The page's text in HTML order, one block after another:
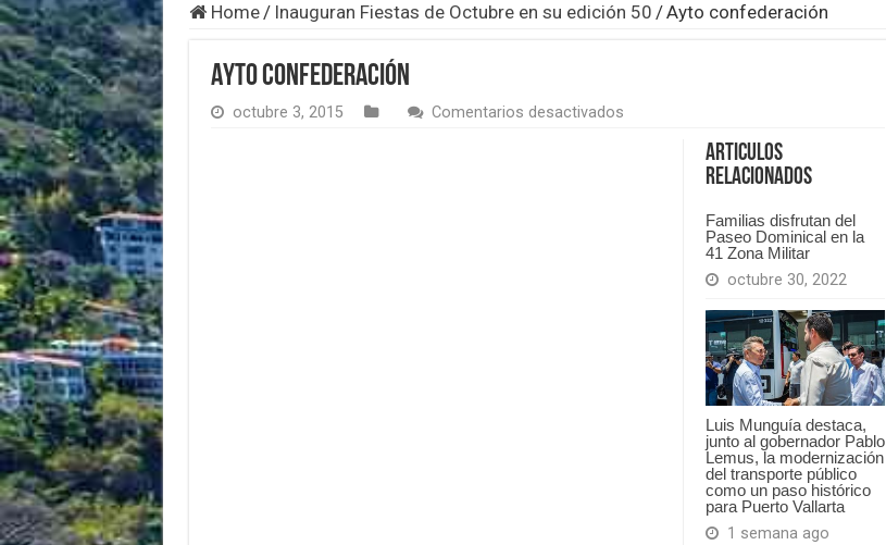
Home/ Inauguran Fiestas de Octubre en su edición 50 /Ayto confederación
Ayto confederación
octubre 3, 2015 Comentarios desactivadosen
confederaciónArticulos
Relacionados
Familias disfrutan del
Paseo Dominical en la
41 Zona Militar
octubre 30, 2022
Luis Munguía destaca,
junto al gobernador Pablo
Lemus, la modernización
del transporte público
como un paso histórico
para Puerto Vallarta
1 semana ago